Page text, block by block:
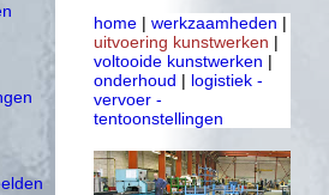
home | werkzaamheden |
uitvoering kunstwerken |
voltooide kunstwerken |
onderhoud | logistiek -
vervoer -
tentoonstellingen